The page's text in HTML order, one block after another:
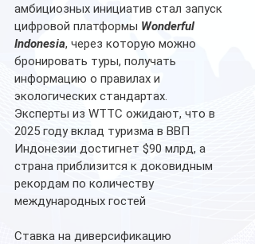
амбициозных инициатив стал запуск
цифровой платформы Wonderful
Indonesia, через которую можно
бронировать туры, получать
информацию о правилах и
экологических стандартах.
Эксперты из WTTC ожидают, что в
2025 году вклад туризма в ВВП
Индонезии достигнет $90 млрд, а
страна приблизится к доковидным
рекордам по количеству
международных гостей
Ставка на диверсификацию